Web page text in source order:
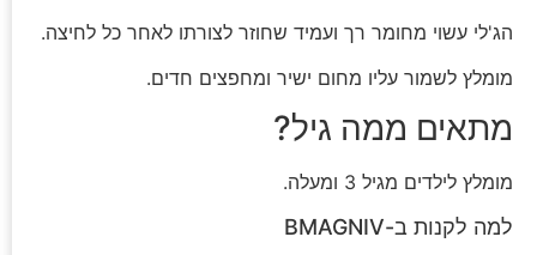
הג'לי עשוי מחומר רך ועמיד שחוזר לצורתו לאחר כל לחיצה.
מומלץ לשמור עליו מחום ישיר ומחפצים חדים.
מתאים ממה גיל?
מומלץ לילדים מגיל 3 ומעלה.
למה לקנות ב-BMAGNIV